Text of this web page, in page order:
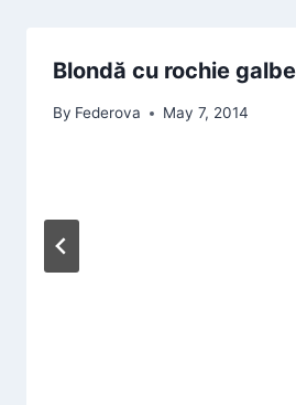
Blondă cu rochie
By Federova May 7, 2014